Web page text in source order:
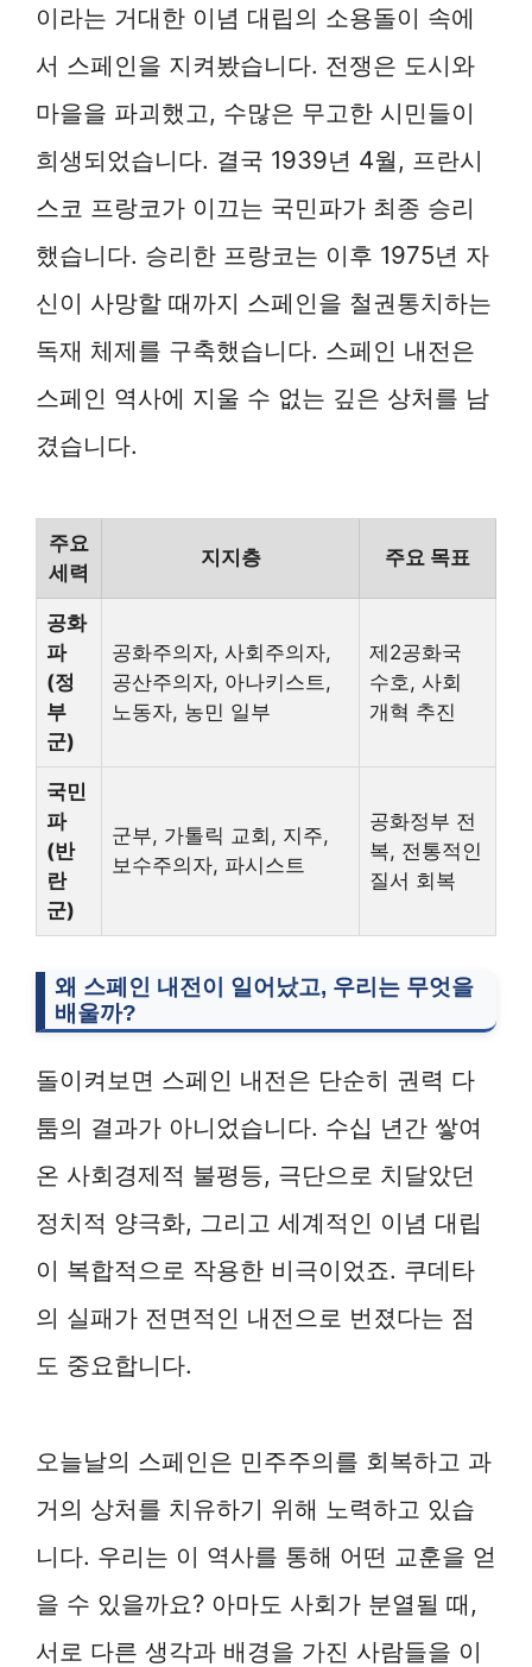
이라는 거대한 이념 대립의 소용돌이 속에
서 스페인을 지켜봤습니다. 전쟁은 도시와
마을을 파괴했고, 수많은 무고한 시민들이
희생되었습니다. 결국 1939년 4월, 프란시
스코 프랑코가 이끄는 국민파가 최종 승리
했습니다. 승리한 프랑코는 이후 1975년 자
신이 사망할 때까지 스페인을 철권통치하는
독재 체제를 구축했습니다. 스페인 내전은
스페인 역사에 지울 수 없는 깊은 상처를 남
겼습니다.
주요
세력
지지층 주요 목표
공화
파
(정
부
군)
공화주의자, 사회주의자,
공산주의자, 아나키스트,
노동자, 농민 일부
제2공화국
수호, 사회
개혁 추진
국민
파
(반
란
군)
군부, 가톨릭 교회, 지주,
보수주의자, 파시스트
공화정부 전
복, 전통적인
질서 회복
왜 스페인 내전이 일어났고, 우리는 무엇을
배울까?
돌이켜보면 스페인 내전은 단순히 권력 다
툼의 결과가 아니었습니다. 수십 년간 쌓여
온 사회경제적 불평등, 극단으로 치달았던
정치적 양극화, 그리고 세계적인 이념 대립
이 복합적으로 작용한 비극이었죠. 쿠데타
의 실패가 전면적인 내전으로 번졌다는 점
도 중요합니다.
오늘날의 스페인은 민주주의를 회복하고 과
거의 상처를 치유하기 위해 노력하고 있습
니다. 우리는 이 역사를 통해 어떤 교훈을 얻
을 수 있을까요? 아마도 사회가 분열될 때,
서로 다른 생각과 배경을 가진 사람들을 이